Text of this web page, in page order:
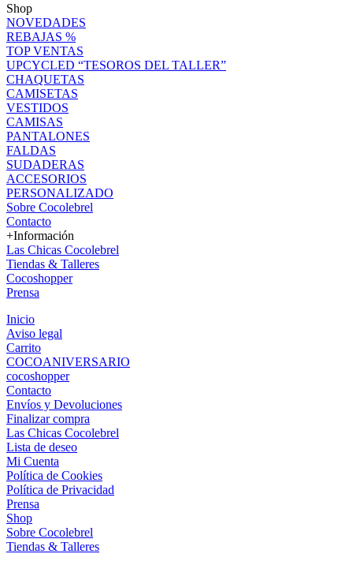
Shop
NOVEDADES
REBAJAS %
TOP VENTAS
UPCYCLED “TESOROS DEL TALLER”
CHAQUETAS
CAMISETAS
VESTIDOS
CAMISAS
PANTALONES
FALDAS
SUDADERAS
ACCESORIOS
PERSONALIZADO
Sobre Cocolebrel
Contacto
+Información
Las Chicas Cocolebrel
Tiendas & Talleres
Cocoshopper
Prensa
Inicio
Aviso legal
Carrito
COCOANIVERSARIO
cocoshopper
Contacto
Envíos y Devoluciones
Finalizar compra
Las Chicas Cocolebrel
Lista de deseo
Mi Cuenta
Política de Cookies
Política de Privacidad
Prensa
Shop
Sobre Cocolebrel
Tiendas & Talleres